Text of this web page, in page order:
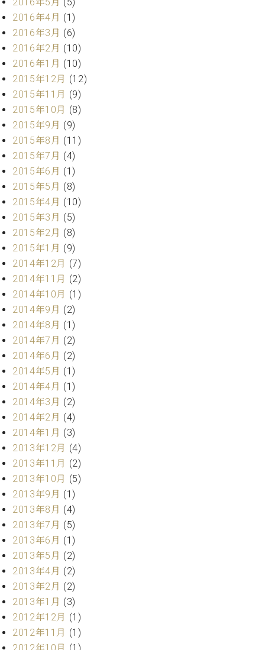
調
律
師
紹
調
律
料
金
表
問
い
合
わ
せ
尾山調律師のブ
ログ Die
Musikgasse（音
楽の小道）
2016年4月 (1)
2016年3月 (6)
2016年2月 (10)
2016年1月 (10)
2015年12月 (12)
2015年11月 (9)
2015年10月 (8)
2015年9月 (9)
2015年8月 (11)
2015年7月 (4)
2015年6月 (1)
2015年5月 (8)
2015年4月 (10)
2015年3月 (5)
2015年2月 (8)
2015年1月 (9)
2014年12月 (7)
2014年11月 (2)
2014年10月 (1)
2014年9月 (2)
2014年8月 (1)
2014年7月 (2)
2014年6月 (2)
2014年5月 (1)
2014年4月 (1)
2014年3月 (2)
2014年2月 (4)
2014年1月 (3)
2013年12月 (4)
2013年11月 (2)
2013年10月 (5)
2013年9月 (1)
2013年8月 (4)
2013年7月 (5)
2013年6月 (1)
2013年5月 (2)
2013年4月 (2)
2013年2月 (2)
2013年1月 (3)
2012年12月 (1)
2012年11月 (1)